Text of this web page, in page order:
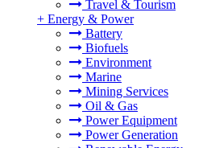
Travel & Tourism
+ Energy & Power
Battery
Biofuels
Environment
Marine
Mining Services
Oil & Gas
Power Equipment
Power Generation